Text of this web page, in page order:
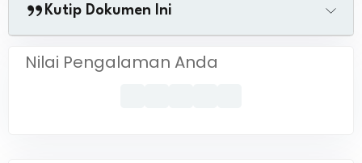
Kutip Dokumen Ini
Nilai Pengalaman Anda